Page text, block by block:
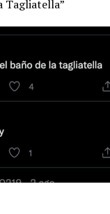
Tagliatella”